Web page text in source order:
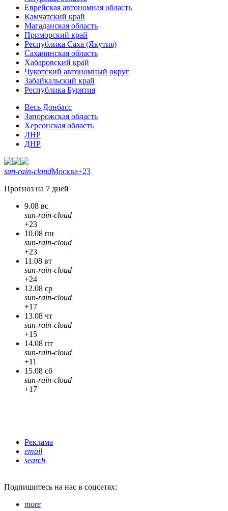
Еврейская автономная область
Камчатский край
Магаданская область
Приморский край
Республика Саха (Якутия)
Сахалинская область
Хабаровский край
Чукотский автономный округ
Забайкальский край
Республика Бурятия
Весь Донбасс
Запорожская область
Херсонская область
ЛНР
ДНР
sun-rain-cloudМосква+23
Прогноз на 7 дней
9.08 вс
sun-rain-cloud
+23
10.08 пн
sun-rain-cloud
+23
11.08 вт
sun-rain-cloud
+24
12.08 ср
sun-rain-cloud
+17
13.08 чт
sun-rain-cloud
+15
14.08 пт
sun-rain-cloud
+11
15.08 сб
sun-rain-cloud
+17
Реклама
email
search
Подпишитесь на нас в соцсетях:
more